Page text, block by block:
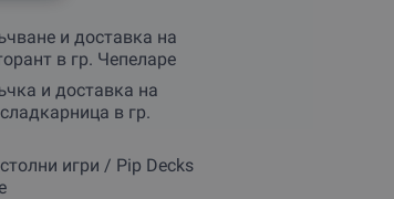
и доставка на
в гр. Чепеларе
и доставка на
в гр.
игри / Pip Decks